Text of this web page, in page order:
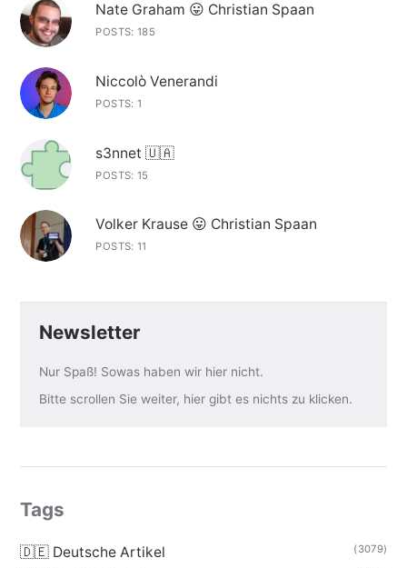
Nate Graham 😛 Christian Spaan
POSTS: 185
Niccolò Venerandi
POSTS: 1
s3nnet 🇺🇦
POSTS: 15
Volker Krause 😛 Christian Spaan
POSTS: 11
Newsletter
Nur Spaß! Sowas haben wir hier nicht.
Bitte scrollen Sie weiter, hier gibt es nichts zu klicken.
Tags
🇩🇪 Deutsche Artikel (3079)